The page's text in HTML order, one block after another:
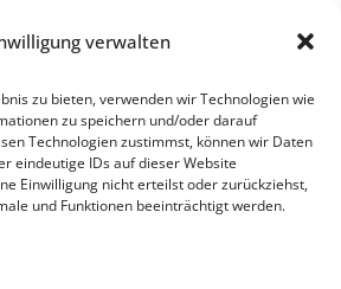
verwalten
zu bieten, verwenden wir Technologien wie
zu speichern und/oder darauf
Technologien zustimmst, können wir Daten
eindeutige IDs auf dieser Website
Einwilligung nicht erteilst oder zurückziehst,
und Funktionen beeinträchtigt werden.
war eine
an den Tafelladen im Gesamtwert